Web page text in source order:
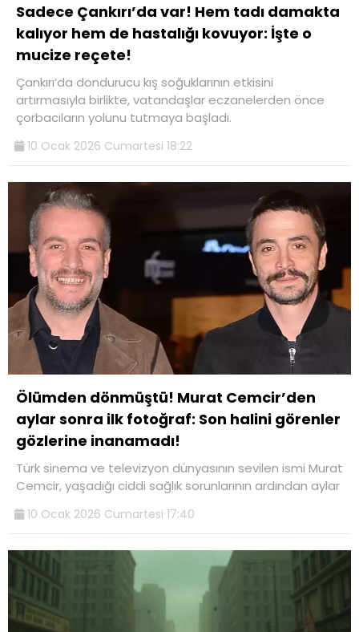
Sadece Çankırı’da var! Hem tadı damakta
kalıyor hem de hastalığı kovuyor: İşte o
mucize reçete!
Çankırı’da dondurucu kış soğuklarının etkisini
artırmasıyla birlikte, vatandaşlar eczanelerden önce
çorbacıların yolunu tutmaya başladı.
10 Ocak 2026 Cumartesi 18:22
Ölümden dönmüştü! Murat Cemcir’den
aylar sonra ilk fotoğraf: Son halini görenler
gözlerine inanamadı!
Türk sinema ve televizyon dünyasının sevilen ismi Murat
Cemcir, yaşadığı ciddi sağlık sorunlarının ardından aylar
10 Ocak 2026 Cumartesi 17:40